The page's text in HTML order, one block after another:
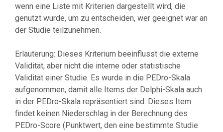
wenn eine Liste mit Kriterien dargestellt wird, die
genutzt wurde, um zu entscheiden, wer geeignet war an
der Studie teilzunehmen.
Erläuterung: Dieses Kriterium beeinflusst die externe
Validität, aber nicht die interne oder statistische
Validität einer Studie. Es wurde in die PEDro-Skala
aufgenommen, damit alle Items der Delphi-Skala auch
in der PEDro-Skala repräsentiert sind. Dieses Item
findet keinen Niederschlag in der Berechnung des
PEDro-Score (Punktwert, den eine bestimmte Studie